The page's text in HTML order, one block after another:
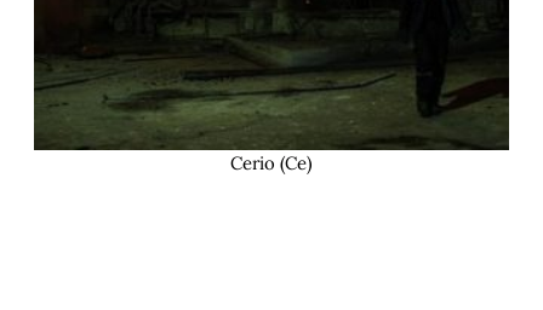
Cerio (Ce)